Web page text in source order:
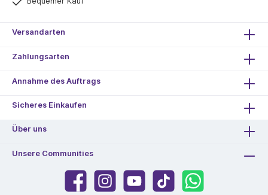
Versandarten
Zahlungsarten
Annahme des Auftrags
Sicheres Einkaufen
Über uns
Unsere Communities